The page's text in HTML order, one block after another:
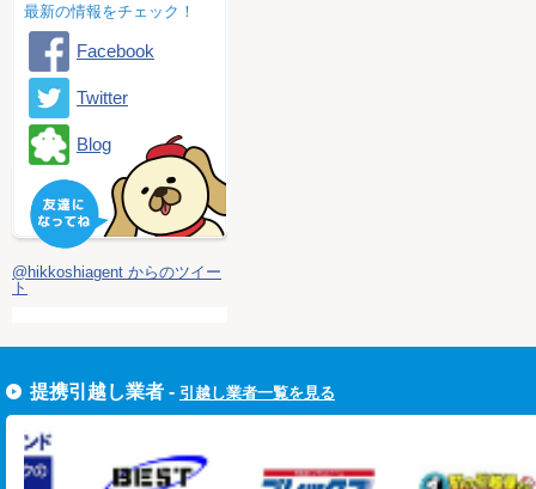
最新の情報をチェック！
Facebook
Twitter
Blog
@hikkoshiagent からのツイー
ト
提携引越し業者 - 引越し業者一覧を見る